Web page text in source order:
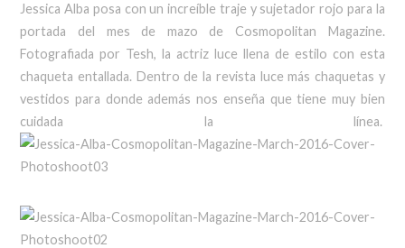
Jessica Alba posa con un increíble traje y sujetador rojo para la
portada del mes de mazo de Cosmopolitan Magazine.
Fotografiada por Tesh, la actriz luce llena de estilo con esta
chaqueta entallada. Dentro de la revista luce más chaquetas y
vestidos para donde además nos enseña que tiene muy bien
cuidada la línea.